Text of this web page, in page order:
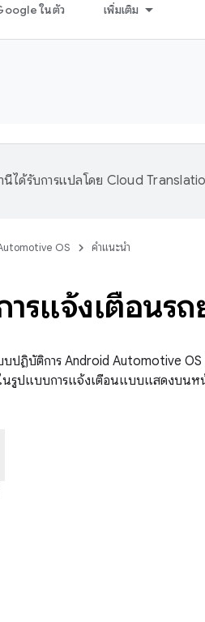
ในตัว เพิ่มเติม
ได้รับการแปลโดย Cloud
OS คำแนะนำ
ารแจ้งเตือนร
ปฏิบัติการ Android Automotive
นรูปแบบการแจ้งเตือนแบบแสดงบนห